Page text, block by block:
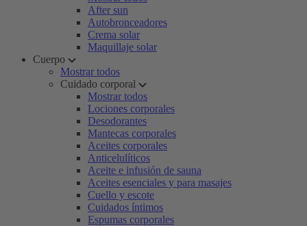
After sun
Autobronceadores
Crema solar
Maquillaje solar
Cuerpo
Mostrar todos
Cuidado corporal
Mostrar todos
Lociones corporales
Desodorantes
Mantecas corporales
Aceites corporales
Anticelulíticos
Aceite e infusión de sauna
Aceites esenciales y para masajes
Cuello y escote
Cuidados íntimos
Espumas corporales